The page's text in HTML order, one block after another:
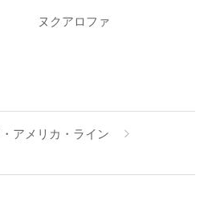
ヌクアロファ
アメリカ・ライン